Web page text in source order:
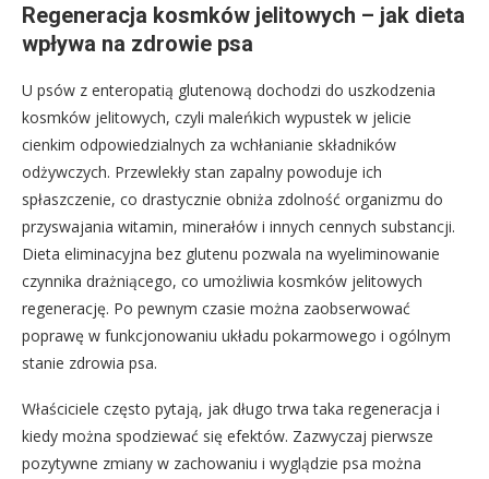
Regeneracja kosmków jelitowych – jak dieta
wpływa na zdrowie psa
U psów z enteropatią glutenową dochodzi do uszkodzenia
kosmków jelitowych, czyli maleńkich wypustek w jelicie
cienkim odpowiedzialnych za wchłanianie składników
odżywczych. Przewlekły stan zapalny powoduje ich
spłaszczenie, co drastycznie obniża zdolność organizmu do
przyswajania witamin, minerałów i innych cennych substancji.
Dieta eliminacyjna bez glutenu pozwala na wyeliminowanie
czynnika drażniącego, co umożliwia kosmków jelitowych
regenerację. Po pewnym czasie można zaobserwować
poprawę w funkcjonowaniu układu pokarmowego i ogólnym
stanie zdrowia psa.
Właściciele często pytają, jak długo trwa taka regeneracja i
kiedy można spodziewać się efektów. Zazwyczaj pierwsze
pozytywne zmiany w zachowaniu i wyglądzie psa można